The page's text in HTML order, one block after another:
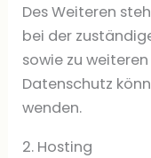
Des Weiteren
bei der
sowie zu
Datenschutz
wenden.
2. Hosting